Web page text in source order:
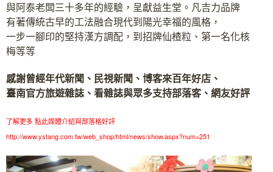
與阿泰老闆三十多年的經驗，呈獻益生堂。凡吉力品牌
有著傳統古早的工法融合現代到陽光幸福的風格，
一步一腳印的堅持漢方調配，到招牌仙楂粒、第一名化核
梅等等
感謝曾經年代新聞、民視新聞、博客來百年好店、
臺南官方旅遊雜誌、看雜誌與眾多支持部落客、網友好評
了解更多 點此媒體介紹與部落格好評
http://www.ystang.com.tw/web_shop/html/news/show.aspx?num=251